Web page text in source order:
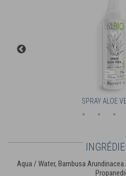
SPRAY ALOE
Aqua / Water, Bambusa